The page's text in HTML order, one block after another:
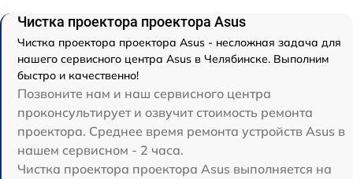
Чистка проектора проектора Asus
Чистка проектора проектора Asus - несложная задача для
нашего сервисного центра Asus в Челябинске. Выполним
быстро и качественно!
Позвоните нам и наш сервисного центра
проконсультирует и озвучит стоимость ремонта
проектора. Среднее время ремонта устройств Asus в
нашем сервисном - 2 часа.
Чистка проектора проектора Asus выполняется на